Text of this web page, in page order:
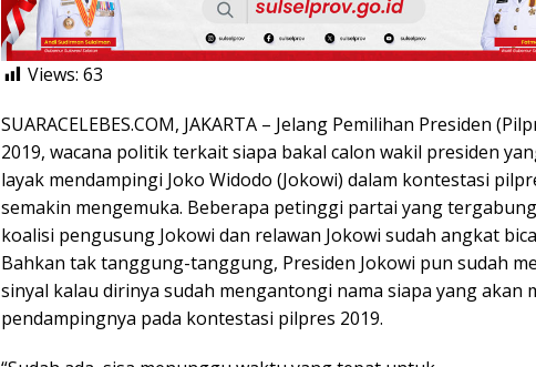
Views: 63
SUARACELEBES.COM, JAKARTA – Jelang Pemilihan Presiden
2019, wacana politik terkait siapa bakal calon wakil presiden
layak mendampingi Joko Widodo (Jokowi) dalam kontestasi
semakin mengemuka. Beberapa petinggi partai yang
koalisi pengusung Jokowi dan relawan Jokowi sudah angkat
Bahkan tak tanggung-tanggung, Presiden Jokowi pun sudah
sinyal kalau dirinya sudah mengantongi nama siapa yang akan
pendampingnya pada kontestasi pilpres 2019.